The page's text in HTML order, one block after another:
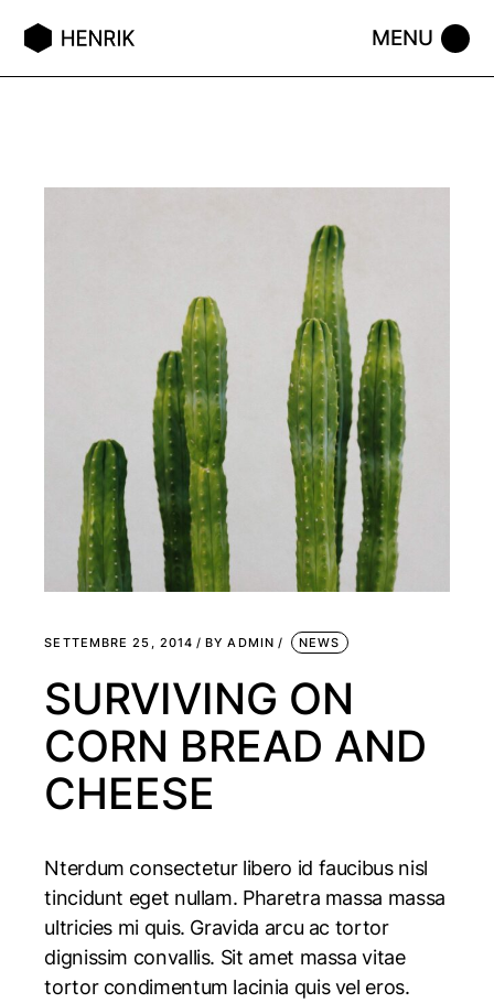
SETTEMBRE 25, 2014 BY ADMIN NEWS
SURVIVING ON
CORN BREAD AND
CHEESE
Nterdum consectetur libero id faucibus nisl
tincidunt eget nullam. Pharetra massa massa
ultricies mi quis. Gravida arcu ac tortor
dignissim convallis. Sit amet massa vitae
tortor condimentum lacinia quis vel eros.